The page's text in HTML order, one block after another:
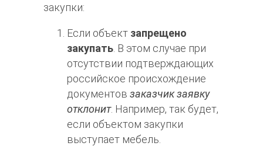
закупки:
Если объект запрещено
закупать . В этом случае при
отсутствии подтверждающих
российское происхождение
документов заказчик заявку
отклонит. Например, так будет,
если объектом закупки
выступает мебель.